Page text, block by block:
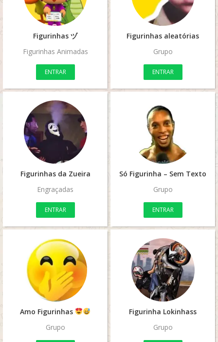
Figurinhas ヅ
Figurinhas Animadas
ENTRAR
Figurinhas aleatórias
Grupo
ENTRAR
Figurinhas da Zueira
Engraçadas
ENTRAR
Só Figurinha – Sem Texto
Grupo
ENTRAR
Amo Figurinhas
Grupo
Figurinha Lokinhass
Grupo